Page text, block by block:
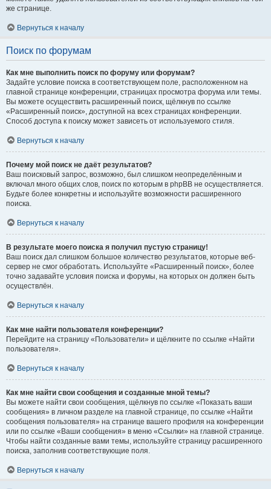
же странице.
Вернуться к началу
Поиск по форумам
Как мне выполнить поиск по форуму или форумам?
Задайте условие поиска в соответствующем поле, расположенном на
главной странице конференции, страницах просмотра форума или темы.
Вы можете осуществить расширенный поиск, щёлкнув по ссылке
«Расширенный поиск», доступной на всех страницах конференции.
Способ доступа к поиску может зависеть от используемого стиля.
Вернуться к началу
Почему мой поиск не даёт результатов?
Ваш поисковый запрос, возможно, был слишком неопределённым и
включал много общих слов, поиск по которым в phpBB не осуществляется.
Будьте более конкретны и используйте возможности расширенного
поиска.
Вернуться к началу
В результате моего поиска я получил пустую страницу!
Ваш поиск дал слишком большое количество результатов, которые веб-
сервер не смог обработать. Используйте «Расширенный поиск», более
точно задавайте условия поиска и форумы, на которых он должен быть
осуществлён.
Вернуться к началу
Как мне найти пользователя конференции?
Перейдите на страницу «Пользователи» и щёлкните по ссылке «Найти
пользователя».
Вернуться к началу
Как мне найти свои сообщения и созданные мной темы?
Вы можете найти свои сообщения, щёлкнув по ссылке «Показать ваши
сообщения» в личном разделе на главной странице, по ссылке «Найти
сообщения пользователя» на странице вашего профиля на конференции
или по ссылке «Ваши сообщения» в меню «Ссылки» на главной странице.
Чтобы найти созданные вами темы, используйте страницу расширенного
поиска, заполнив соответствующие поля.
Вернуться к началу